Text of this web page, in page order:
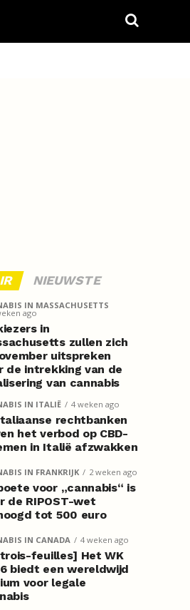
NIEUWSTE
IN MASSACHUSETTS
ago
in
zullen zich
uitspreken
de intrekking van de
van cannabis
IN ITALIË 4 weken ago
rechtbanken
het verbod op CBD-
in Italië afzwakken
IN FRANKRIJK 2 weken ago
voor „cannabis“ is
de RIPOST-wet
tot 500 euro
IN CANADA 4 weken ago
feuilles] Het WK
biedt een wereldwijd
voor legale